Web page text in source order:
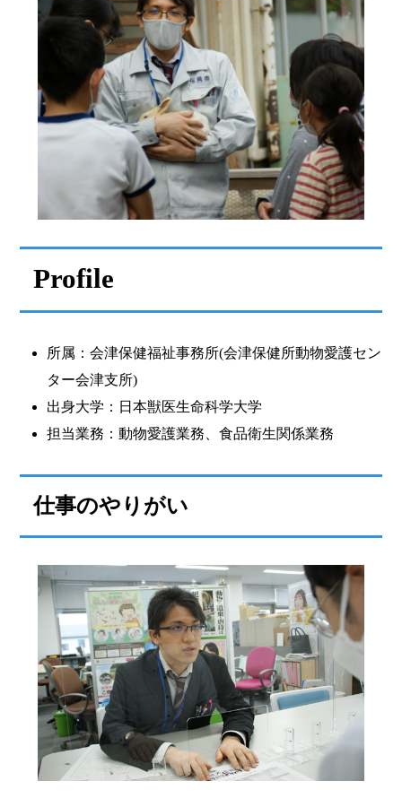
Profile
所属：会津保健福祉事務所(会津保健所動物愛護セン
ター会津支所)
出身大学：日本獣医生命科学大学
担当業務：動物愛護業務、食品衛生関係業務
仕事のやりがい